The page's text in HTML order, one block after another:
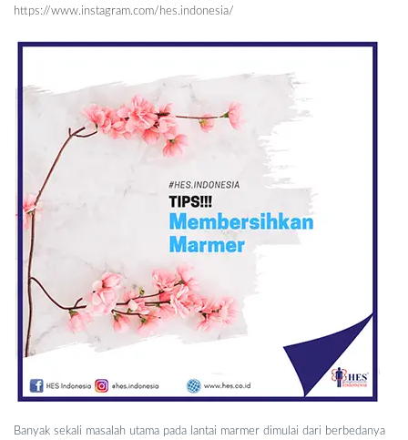
https://www.instagram.com/hes.indonesia/
Banyak sekali masalah utama pada lantai marmer dimulai dari berbedanya